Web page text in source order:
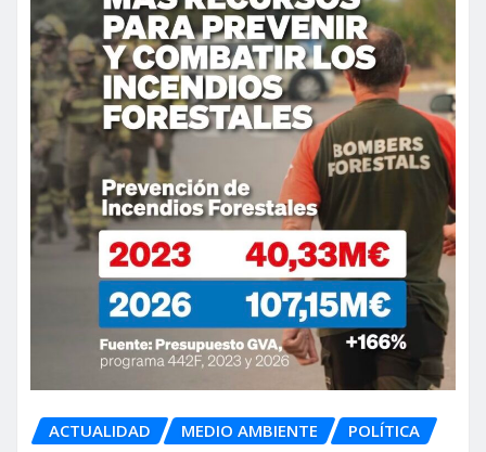
ACTUALIDAD MEDIO AMBIENTE POLÍTICA